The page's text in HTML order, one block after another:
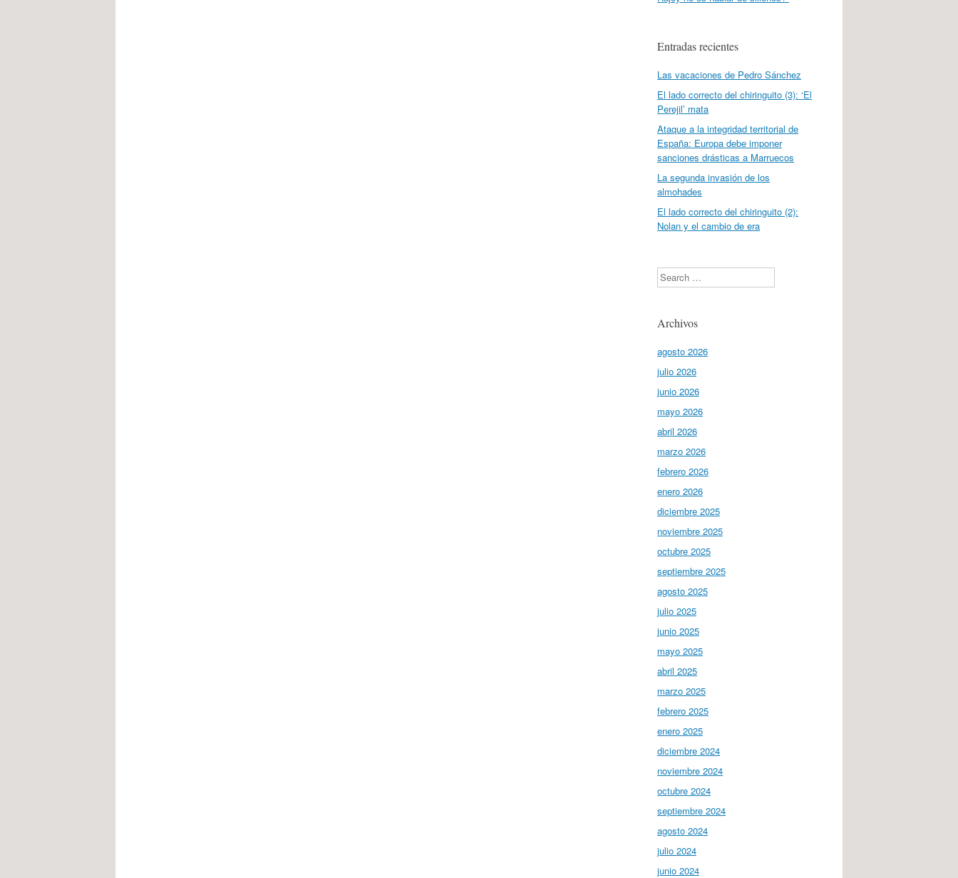
Entradas recientes
Las vacaciones de Pedro Sánchez
El lado correcto del chiringuito (3): ‘El
Perejil’ mata
Ataque a la integridad territorial de
España: Europa debe imponer
sanciones drásticas a Marruecos
La segunda invasión de los
almohades
El lado correcto del chiringuito (2):
Nolan y el cambio de era
Search
Archivos
agosto 2026
julio 2026
junio 2026
mayo 2026
abril 2026
marzo 2026
febrero 2026
enero 2026
diciembre 2025
noviembre 2025
octubre 2025
septiembre 2025
agosto 2025
julio 2025
junio 2025
mayo 2025
abril 2025
marzo 2025
febrero 2025
enero 2025
diciembre 2024
noviembre 2024
octubre 2024
septiembre 2024
agosto 2024
julio 2024
junio 2024